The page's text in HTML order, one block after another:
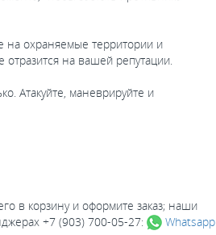
на охраняемые территории и
на вашей репутации.
Атакуйте, маневрируйте и
в корзину и оформите заказ; наши
+7 (903) 700-05-27:
Whatsapp